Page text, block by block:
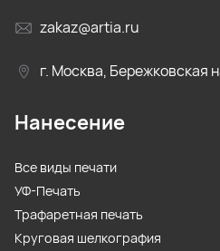
zakaz@artia.ru
г. Москва, Бережковская
Нанесение
Все виды печати
УФ-Печать
Трафаретная печать
Круговая шелкография